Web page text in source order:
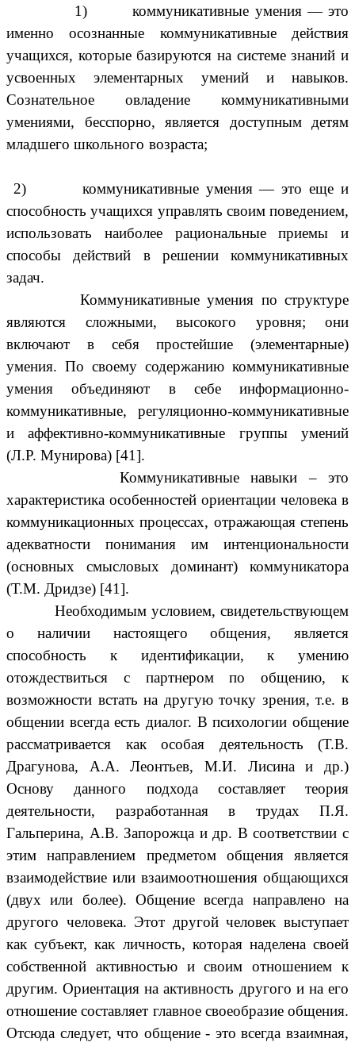
1) коммуникативные умения — это
именно осознанные коммуникативные действия
учащихся, которые базируются на системе знаний и
усвоенных элементарных умений и навыков.
Сознательное овладение коммуникативными
умениями, бесспорно, является доступным детям
младшего школьного возраста;
2) коммуникативные умения — это еще и
способность учащихся управлять своим поведением,
использовать наиболее рациональные приемы и
способы действий в решении коммуникативных
задач.
Коммуникативные умения по структуре
являются сложными, высокого уровня; они
включают в себя простейшие (элементарные)
умения. По своему содержанию коммуникативные
умения объединяют в себе информационно-
коммуникативные, регуляционно-коммуникативные
и аффективно-коммуникативные группы умений
(Л.Р. Мунирова) [41].
Коммуникативные навыки – это
характеристика особенностей ориентации человека в
коммуникационных процессах, отражающая степень
адекватности понимания им интенциональности
(основных смысловых доминант) коммуникатора
(Т.М. Дридзе) [41].
Необходимым условием, свидетельствующем
о наличии настоящего общения, является
способность к идентификации, к умению
отождествиться с партнером по общению, к
возможности встать на другую точку зрения, т.е. в
общении всегда есть диалог. В психологии общение
рассматривается как особая деятельность (Т.В.
Драгунова, А.А. Леонтьев, М.И. Лисина и др.)
Основу данного подхода составляет теория
деятельности, разработанная в трудах П.Я.
Гальперина, А.В. Запорожца и др. В соответствии с
этим направлением предметом общения является
взаимодействие или взаимоотношения общающихся
(двух или более). Общение всегда направлено на
другого человека. Этот другой человек выступает
как субъект, как личность, которая наделена своей
собственной активностью и своим отношением к
другим. Ориентация на активность другого и на его
отношение составляет главное своеобразие общения.
Отсюда следует, что общение - это всегда взаимная,